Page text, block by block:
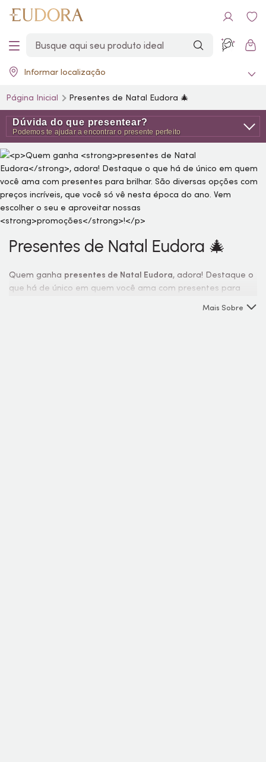
Informar localização
Página Inicial Presentes de Natal Eudora 🎄
Dúvida do que presentear?
Podemos te ajudar a encontrar o presente perfeito
Presentes de Natal Eudora 🎄
Quem ganha presentes de Natal Eudora, adora! Destaque o
que há de único em quem você ama com presentes para
vê nesta época do ano. Vem escolher o seu e aproveitar
Mais Sobre